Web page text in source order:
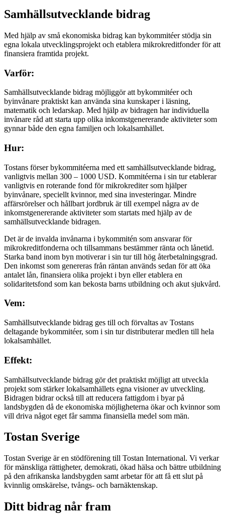
Samhällsutvecklande bidrag
Med hjälp av små ekonomiska bidrag kan bykommitéer stödja sin
egna lokala utvecklingsprojekt och etablera mikrokreditfonder för att
finansiera framtida projekt.
Varför:
Samhällsutvecklande bidrag möjliggör att bykommitéer och
byinvånare praktiskt kan använda sina kunskaper i läsning,
matematik och ledarskap. Med hjälp av bidragen har individuella
invånare råd att starta upp olika inkomstgenererande aktiviteter som
gynnar både den egna familjen och lokalsamhället.
Hur:
Tostans förser bykommitéerna med ett samhällsutvecklande bidrag,
vanligtvis mellan 300 – 1000 USD. Kommitéerna i sin tur etablerar
vanligtvis en roterande fond för mikrokrediter som hjälper
byinvånare, speciellt kvinnor, med sina investeringar. Mindre
affärsrörelser och hållbart jordbruk är till exempel några av de
inkomstgenererande aktiviteter som startats med hjälp av de
samhällsutvecklande bidragen.
Det är de invalda invånarna i bykommitén som ansvarar för
mikrokreditfonderna och tillsammans bestämmer ränta och lånetid.
Starka band inom byn motiverar i sin tur till hög återbetalningsgrad.
Den inkomst som genereras från räntan används sedan för att öka
antalet lån, finansiera olika projekt i byn eller etablera en
solidaritetsfond som kan bekosta barns utbildning och akut sjukvård.
Vem:
Samhällsutvecklande bidrag ges till och förvaltas av Tostans
deltagande bykommitéer, som i sin tur distributerar medlen till hela
lokalsamhället.
Effekt:
Samhällsutvecklande bidrag gör det praktiskt möjligt att utveckla
projekt som stärker lokalsamhällets egna visioner av utveckling.
Bidragen bidrar också till att reducera fattigdom i byar på
landsbygden då de ekonomiska möjligheterna ökar och kvinnor som
vill driva något eget får samma finansiella medel som män.
Tostan Sverige
Tostan Sverige är en stödförening till Tostan International. Vi verkar
för mänskliga rättigheter, demokrati, ökad hälsa och bättre utbildning
på den afrikanska landsbygden samt arbetar för att få ett slut på
kvinnlig omskärelse, tvångs- och barnäktenskap.
Ditt bidrag når fram